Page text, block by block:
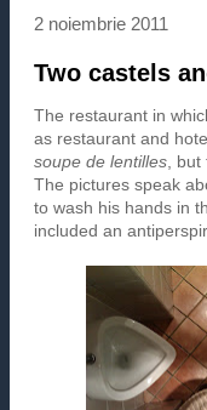
2 noiembrie 2011
Two castels
The restaurant in
as restaurant and
soupe de lentilles ,
The pictures speak
to wash his hands in
included an